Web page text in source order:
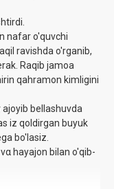
nafar o'quvchi
ravishda o'rganib,
Raqib jamoa
qahramon kimligini
bellashuvda
iz qoldirgan buyuk
bo'lasiz.
hayajon bilan o'qib-